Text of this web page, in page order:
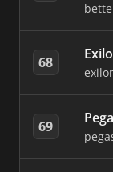
68
69